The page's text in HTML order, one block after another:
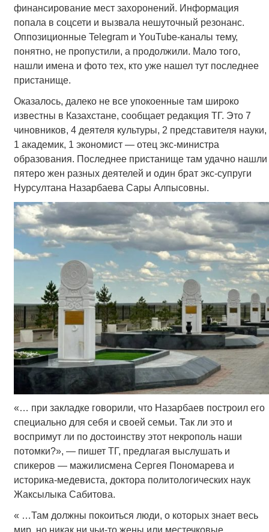
финансирование мест захоронений. Информация
попала в соцсети и вызвала нешуточный резонанс.
Оппозиционные Telegram и YouTube-каналы тему,
понятно, не пропустили, а продолжили. Мало того,
нашли имена и фото тех, кто уже нашел тут последнее
пристанище.
Оказалось, далеко не все упокоенные там широко
известны в Казахстане, сообщает редакция ТГ. Это 7
чиновников, 4 деятеля культуры, 2 представителя науки,
1 академик, 1 экономист — отец экс-министра
образования. Последнее пристанище там удачно нашли
пятеро жен разных деятелей и один брат экс-супруги
Нурсултана Назарбаева Сары Алпысовны.
«… при закладке говорили, что Назарбаев построил его
специально для себя и своей семьи. Так ли это и
воспримут ли по достоинству этот некрополь наши
потомки?», — пишет ТГ, предлагая выслушать и
спикеров — мажилисмена Сергея Пономарева и
историка-медевиста, доктора политологических наук
Жаксылыка Сабитова.
« …Там должны покоиться люди, о которых знает весь
мир, но никак ни чьи-то жены или местечковые